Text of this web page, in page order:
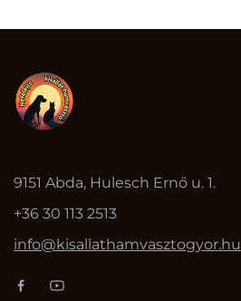
9151 Abda, Hulesch Ernő u. 1.
+36 30 113 2513
info@kisallathamvasztogyor.hu